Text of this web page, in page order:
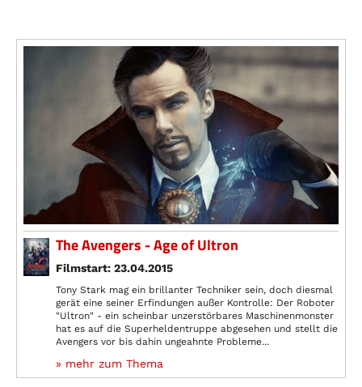
The Avengers - Age of Ultron
Filmstart: 23.04.2015
Tony Stark mag ein brillanter Techniker sein, doch diesmal
gerät eine seiner Erfindungen außer Kontrolle: Der Roboter
"Ultron" - ein scheinbar unzerstörbares Maschinenmonster
hat es auf die Superheldentruppe abgesehen und stellt die
Avengers vor bis dahin ungeahnte Probleme...
» mehr zum Thema